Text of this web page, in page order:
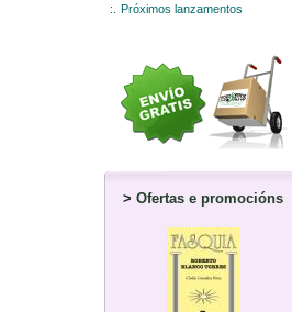
:.
Próximos lanzamentos
> Ofertas e promocións